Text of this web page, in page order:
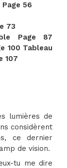
56
73
Page 87
100 Tableau
107
lumières de
considèrent
ce dernier
de vision.
tu me dire